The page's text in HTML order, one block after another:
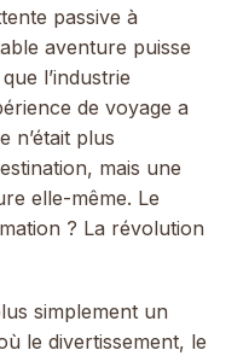
passive à
aventure puisse
l’industrie
de voyage a
n’était plus
mais une
elle-même. Le
? La révolution
simplement un
le divertissement, le